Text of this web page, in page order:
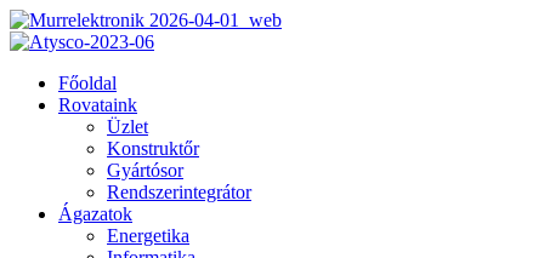
Főoldal
Rovataink
Üzlet
Konstruktőr
Gyártósor
Rendszerintegrátor
Ágazatok
Energetika